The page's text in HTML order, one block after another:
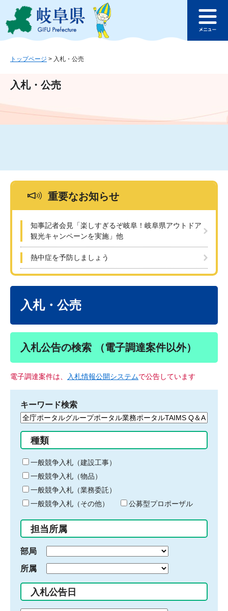
ジ
ュ
文
このページの本文へ
ュ
トップページ > 入札・公売
入札・公売
重要なお知らせ
知事記者会見「楽しすぎるぞ岐阜！岐阜県アウトドア
観光キャンペーンを実施」他
熱中症を予防しましょう
入札・公売
入札公告の検索 （電子調達案件以外）
電子調達案件は、 入札情報公開システムで公告しています
キーワード検索
検
る
キ
ー
ワ
ー
ド
入
力
種類
一般競争入札（建設工事）
一般競争入札（物品）
一般競争入札（業務委託）
一般競争入札（その他）
公募型プロポーザル
担当所属
部局
所属
入札公告日